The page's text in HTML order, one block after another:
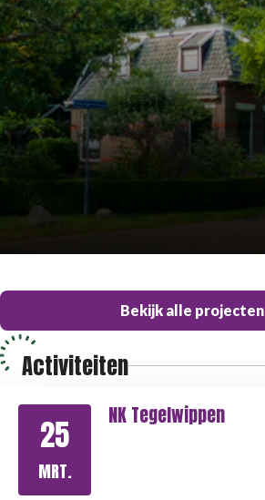
Bekijk alle projecten
Activiteiten
NK Tegelwippen
25
MRT.